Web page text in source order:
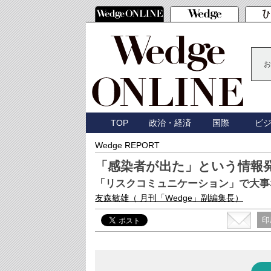
TOP 政治・経済 国際 ビ
Wedge REPORT
「感染者が出た」という情
「リスクコミュニケーション」で大
友森敏雄 （ 月刊「Wedge」副編集長）